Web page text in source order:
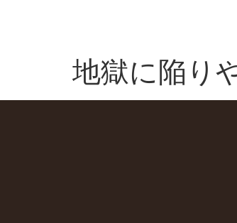
地獄に陥り